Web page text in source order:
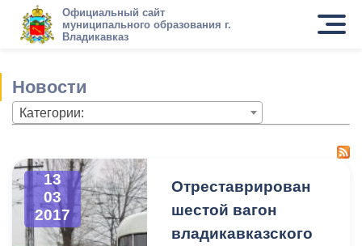
Официальный сайт
муниципального образования г.
Владикавказ
Новости
Категории:
13
03
2017
Отреставрирован
шестой вагон
владикавказского